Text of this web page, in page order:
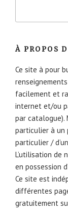
À PROPOS
Ce site à pour
facilement et
internet et/ou
par catalogue).
particulier à un
particulier /
L’utilisation de
en possession
Ce site est
différentes
gratuitement